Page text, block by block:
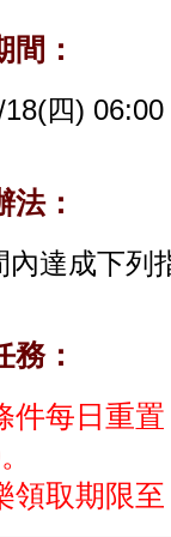
：
四)
：
內達成下列
：
每日重
取期限